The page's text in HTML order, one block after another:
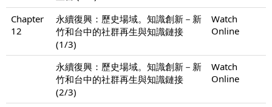
Chapter
12
永續復興：歷史場域。知識創新－新
竹和台中的社群再生與知識鏈接
(1/3)
Watch
Online
永續復興：歷史場域。知識創新－新
竹和台中的社群再生與知識鏈接
(2/3)
Watch
Online